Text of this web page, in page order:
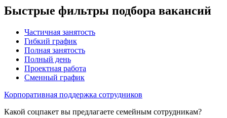
Быстрые фильтры подбора вакансий
Частичная занятость
Гибкий график
Полная занятость
Полный день
Проектная работа
Сменный график
Корпоративная поддержка сотрудников
Какой соцпакет вы предлагаете семейным сотрудникам?